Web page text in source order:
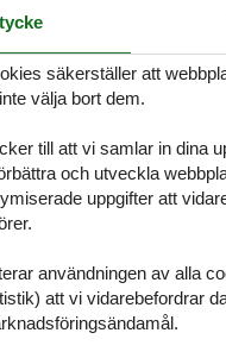
Boxspring-Doppelbett
Bettwäsche ist inklusive
Einbaubett (160x200);
2 Etagenbetten und
ebenerdiger Regendusche,
Handtücher
säkerställer att
välja bort dem.
till att vi samlar in dina
och utveckla
uppgifter att
användningen av alla
att vi vidarebefordrar